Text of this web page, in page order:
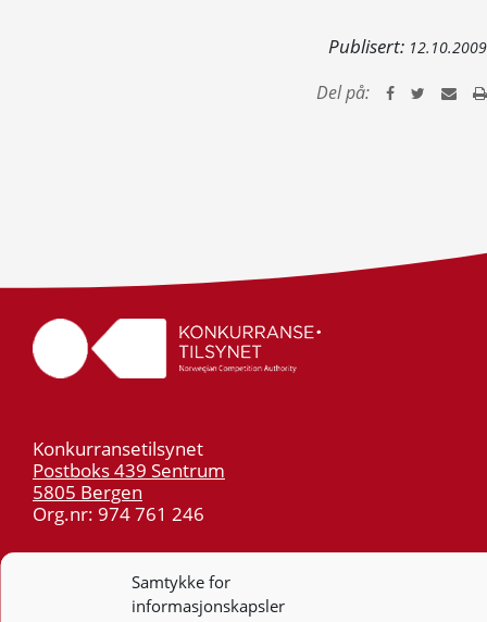
Samtykke for
informasjonskapsler
Publisert: 12.10.2009
Del på:
Konkurransetilsynet
Postboks 439 Sentrum
5805 Bergen
Org.nr: 974 761 246
55 59 75 00
post@kt.no